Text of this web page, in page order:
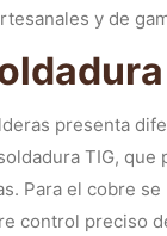
y de
presenta
TIG,
Para el cobre
control preciso